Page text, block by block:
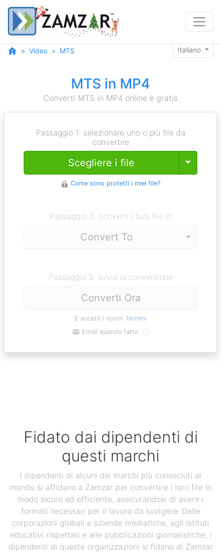
Video MTS Italiano
MTS in MP4
Converti MTS in MP4 online e gratis
Passaggio 1: selezionare uno o più file da
convertire
Scegliere i file Toggle
Come sono protetti i miei file?
Passaggio 2: converti i tuoi file in
Passaggio 3: avvia la conversione
Converti Ora
E accetti i nostri Termini
Email quando fatto
Fidato dai dipendenti di
questi marchi
I dipendenti di alcuni dei marchi più conosciuti al
mondo si affidano a Zamzar per convertire i loro file in
modo sicuro ed efficiente, assicurandosi di avere i
formati necessari per il lavoro da svolgere. Dalle
corporazioni globali e aziende mediatiche, agli istituti
educativi rispettati e alle pubblicazioni giornalistiche, i
dipendenti di queste organizzazioni si fidano di Zamzar